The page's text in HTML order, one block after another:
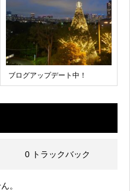
ブログアップデート中！
0 トラックバック
。